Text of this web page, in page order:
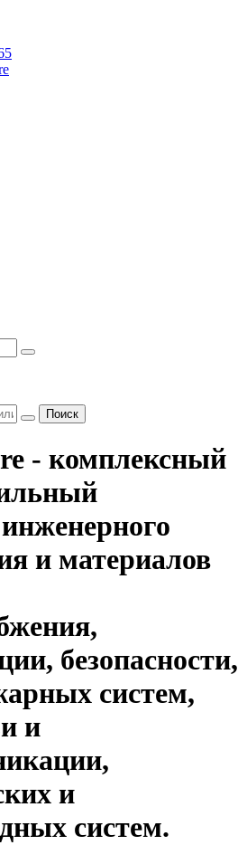
Поиск
- комплексный
и материалов
безопасности,
систем,
и
и
систем.